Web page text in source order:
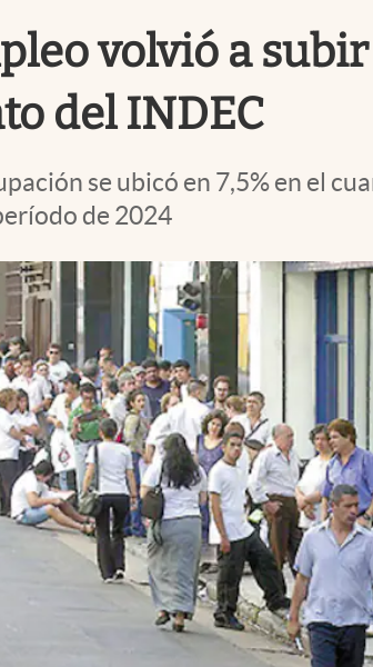
volvió a
del INDEC
se ubicó en 7,5% en el
de 2024